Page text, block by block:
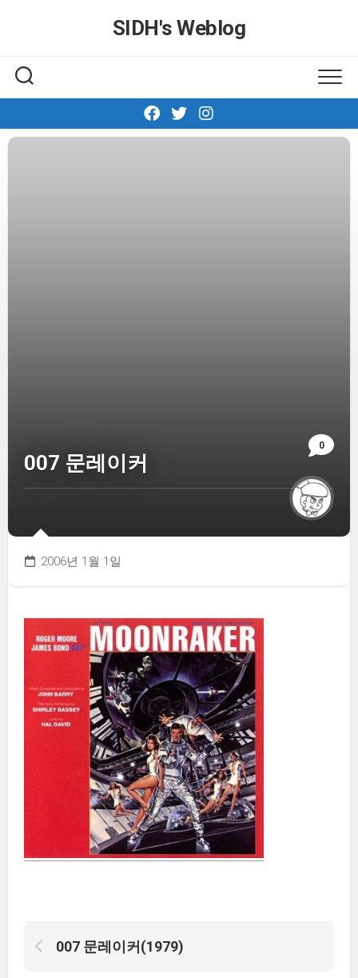
SIDH′s Weblog
0
007 문레이커
2006년 1월 1일
007 문레이커(1979)